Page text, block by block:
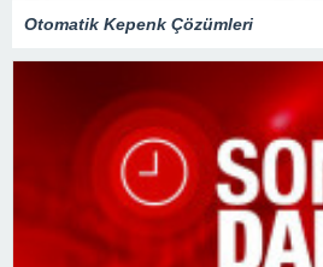
Otomatik Kepenk Çözümleri